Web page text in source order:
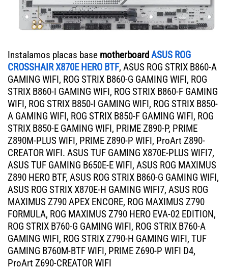
Instalamos placas base motherboardASUS ROG
CROSSHAIR X870E HERO BTF, ASUS ROG STRIX B860-A
GAMING WIFI, ROG STRIX B860-G GAMING WIFI, ROG
STRIX B860-I GAMING WIFI, ROG STRIX B860-F GAMING
WIFI, ROG STRIX B850-I GAMING WIFI, ROG STRIX B850-
A GAMING WIFI, ROG STRIX B850-F GAMING WIFI, ROG
STRIX B850-E GAMING WIFI, PRIME Z890-P, PRIME
Z890M-PLUS WIFI, PRIME Z890-P WIFI, ProArt Z890-
CREATOR WIFI. ASUS TUF GAMING X870E-PLUS WIFI7,
ASUS TUF GAMING B650E-E WIFI, ASUS ROG MAXIMUS
Z890 HERO BTF, ASUS ROG STRIX B860-G GAMING WIFI,
ASUS ROG STRIX X870E-H GAMING WIFI7, ASUS ROG
MAXIMUS Z790 APEX ENCORE, ROG MAXIMUS Z790
FORMULA, ROG MAXIMUS Z790 HERO EVA-02 EDITION,
ROG STRIX B760-G GAMING WIFI, ROG STRIX B760-A
GAMING WIFI, ROG STRIX Z790-H GAMING WIFI, TUF
GAMING B760M-BTF WIFI, PRIME Z690-P WIFI D4,
ProArt Z690-CREATOR WIFI